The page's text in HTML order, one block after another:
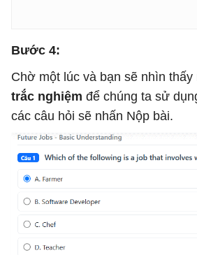
Bước 4:
Chờ một lúc và bạn sẽ nhìn thấy
trắc nghiệm để chúng ta sử
các câu hỏi sẽ nhấn Nộp bài.